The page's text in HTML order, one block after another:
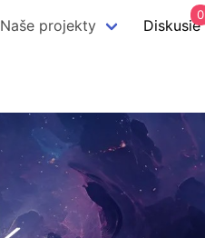
Naše projekty Diskusie
0